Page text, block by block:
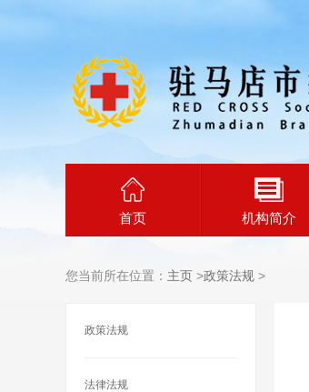
首页 机构简介
您当前所在位置： 主页 >政策法规 >
政策法规
法律法规